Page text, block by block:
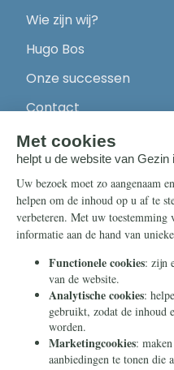
Wie zijn wij?
Hugo Bos
Onze successen
Contact
Steun ons
Nieuwsbrief
Eenmalig
Maandelijks
Periodiek
Nalaten
Zelf overschrijven